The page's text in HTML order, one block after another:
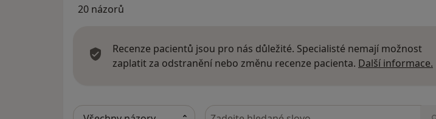
20 názorů
Recenze pacientů jsou pro nás důležité. Specialisté nemají možnost
zaplatit za odstranění nebo změnu recenze pacienta. Další informace.
Hledejte v názorech